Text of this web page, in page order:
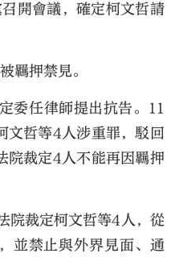
開會議，確定柯文哲請
羈押禁見。
委任律師提出抗告。11
文哲等4人涉重罪，駁回
院裁定4人不能再因羈押
院裁定柯文哲等4人，從
並禁止與外界見面、通